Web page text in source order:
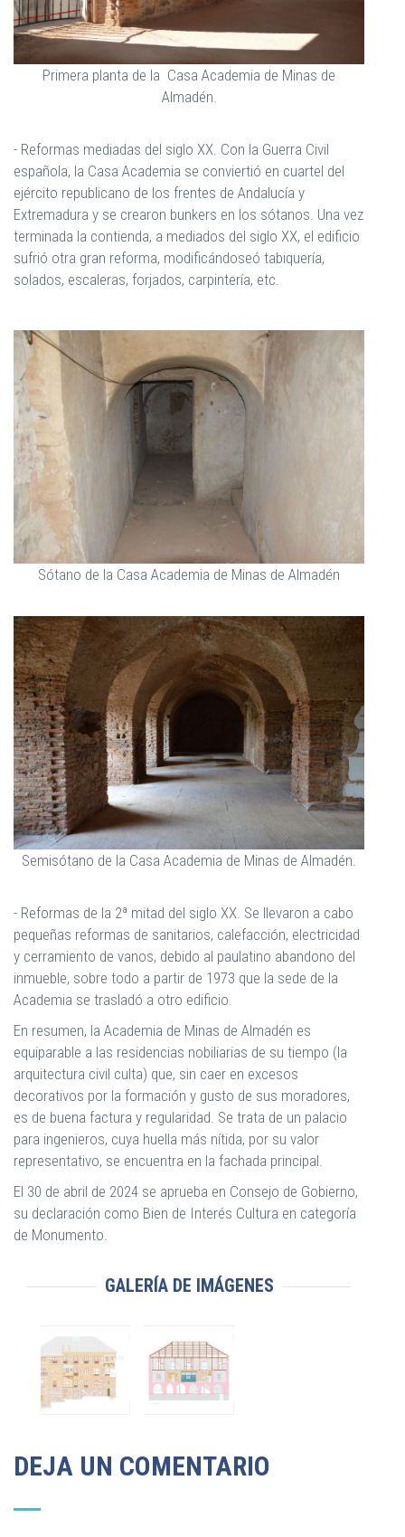
Primera planta de la Casa Academia de Minas de
Almadén.
- Reformas mediadas del siglo XX. Con la Guerra Civil
española, la Casa Academia se conviertió en cuartel del
ejército republicano de los frentes de Andalucía y
Extremadura y se crearon bunkers en los sótanos. Una vez
terminada la contienda, a mediados del siglo XX, el edificio
sufrió otra gran reforma, modificándoseó tabiquería,
solados, escaleras, forjados, carpintería, etc.
Sótano de la Casa Academia de Minas de Almadén
Semisótano de la Casa Academia de Minas de Almadén.
- Reformas de la 2ª mitad del siglo XX. Se llevaron a cabo
pequeñas reformas de sanitarios, calefacción, electricidad
y cerramiento de vanos, debido al paulatino abandono del
inmueble, sobre todo a partir de 1973 que la sede de la
Academia se trasladó a otro edificio.
En resumen, la Academia de Minas de Almadén es
equiparable a las residencias nobiliarias de su tiempo (la
arquitectura civil culta) que, sin caer en excesos
decorativos por la formación y gusto de sus moradores,
es de buena factura y regularidad. Se trata de un palacio
para ingenieros, cuya huella más nítida, por su valor
representativo, se encuentra en la fachada principal.
El 30 de abril de 2024 se aprueba en Consejo de Gobierno,
su declaración como Bien de Interés Cultura en categoría
de Monumento.
GALERÍA DE IMÁGENES
DEJA UN COMENTARIO